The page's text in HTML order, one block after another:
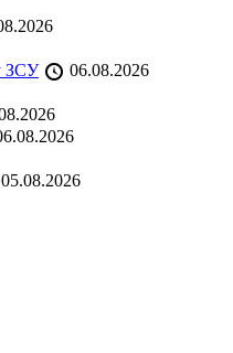
ЗСУ
06.08.2026
05.08.2026